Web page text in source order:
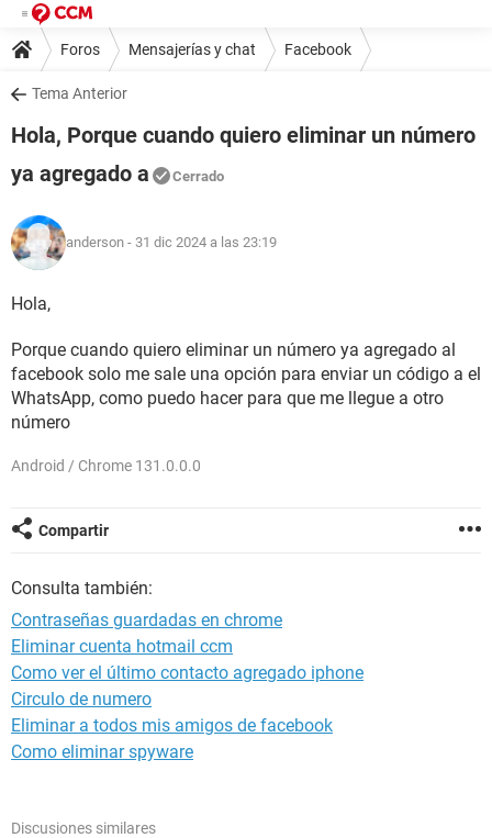
Foros Mensajerías y chat Facebook
Tema Anterior
Hola, Porque cuando quiero eliminar un número
ya agregado a
Cerrado
anderson - 31 dic 2024 a las 23:19
Hola,
Porque cuando quiero eliminar un número ya agregado al
facebook solo me sale una opción para enviar un código a el
WhatsApp, como puedo hacer para que me llegue a otro
número
Android / Chrome 131.0.0.0
Compartir
Consulta también:
Contraseñas guardadas en chrome
Eliminar cuenta hotmail ccm
Como ver el último contacto agregado iphone
Circulo de numero
Eliminar a todos mis amigos de facebook
Como eliminar spyware
Discusiones similares